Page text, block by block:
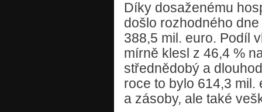
Díky dosaženému
došlo rozhodného
388,5 mil. euro. Podíl
mírně klesl z 46,4 %
střednědobý a
roce to bylo 614,3
a zásoby, ale také